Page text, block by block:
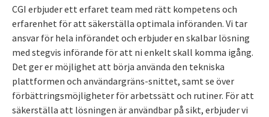
CGI erbjuder ett erfaret team med rätt kompetens och
erfarenhet för att säkerställa optimala införanden. Vi tar
ansvar för hela införandet och erbjuder en skalbar lösning
med stegvis införande för att ni enkelt skall komma igång.
Det ger er möjlighet att börja använda den tekniska
plattformen och användargräns-snittet, samt se över
förbättringsmöjligheter för arbetssätt och rutiner. För att
säkerställa att lösningen är användbar på sikt, erbjuder vi